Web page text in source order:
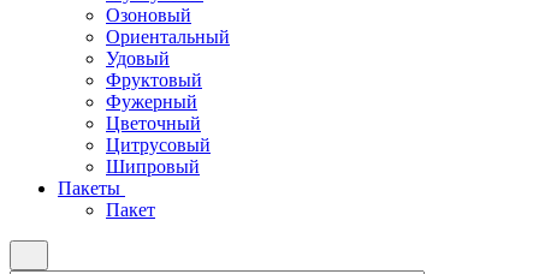
Озоновый
Ориентальный
Удовый
Фруктовый
Фужерный
Цветочный
Цитрусовый
Шипровый
Пакеты
Пакет